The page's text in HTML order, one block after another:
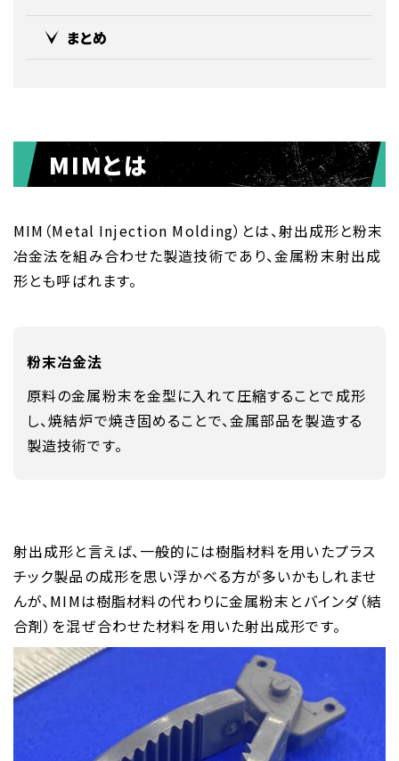
まとめ
MIMとは
MIM（Metal Injection Molding）とは、射出成形と粉末
冶金法を組み合わせた製造技術であり、金属粉末射出成
形とも呼ばれます。
粉末冶金法
原料の金属粉末を金型に入れて圧縮することで成形
し、焼結炉で焼き固めることで、金属部品を製造する
製造技術です。
射出成形と言えば、一般的には樹脂材料を用いたプラス
チック製品の成形を思い浮かべる方が多いかもしれませ
んが、MIMは樹脂材料の代わりに金属粉末とバインダ（結
合剤）を混ぜ合わせた材料を用いた射出成形です。